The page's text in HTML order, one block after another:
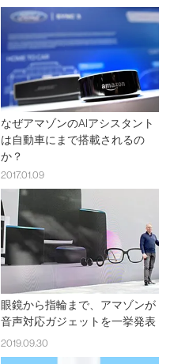
なぜアマゾンのAIアシスタント
は自動車にまで搭載されるの
か？
2017.01.09
眼鏡から指輪まで、アマゾンが
音声対応ガジェットを一挙発表
2019.09.30